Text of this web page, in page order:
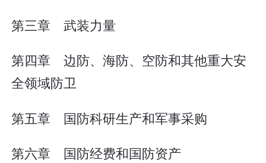
第三章 武装力量
第四章 边防、海防、空防和其他重大安
全领域防卫
第五章 国防科研生产和军事采购
第六章 国防经费和国防资产